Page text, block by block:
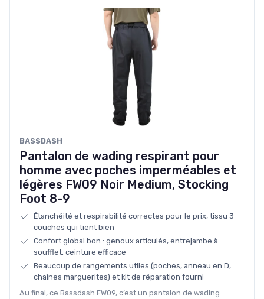
BASSDASH
Pantalon de wading respirant pour
homme avec poches imperméables et
légères FW09 Noir Medium, Stocking
Foot 8-9
Étanchéité et respirabilité correctes pour le prix, tissu 3
couches qui tient bien
Confort global bon : genoux articulés, entrejambe à
soufflet, ceinture efficace
Beaucoup de rangements utiles (poches, anneau en D,
chaînes marguerites) et kit de réparation fourni
Au final, ce Bassdash FW09, c’est un pantalon de wading